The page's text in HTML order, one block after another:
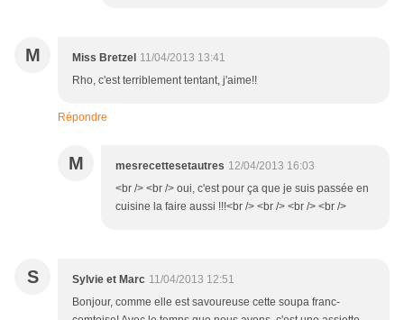
M Miss Bretzel 11/04/2013 13:41
Rho, c'est terriblement tentant, j'aime!!
Répondre
M mesrecettesetautres 12/04/2013 16:03
<br /> <br /> oui, c'est pour ça que je suis passée en
cuisine la faire aussi !!!<br /> <br /> <br /> <br />
S Sylvie et Marc 11/04/2013 12:51
Bonjour, comme elle est savoureuse cette soupa franc-